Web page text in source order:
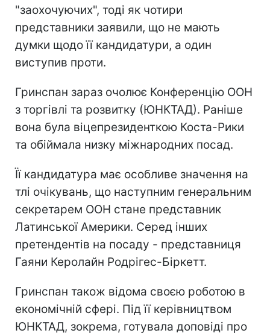
"заохочуючих", тоді як чотири
представники заявили, що не мають
думки щодо її кандидатури, а один
виступив проти.
Гринспан зараз очолює Конференцію ООН
з торгівлі та розвитку (ЮНКТАД). Раніше
вона була віцепрезиденткою Коста-Рики
та обіймала низку міжнародних посад.
Її кандидатура має особливе значення на
тлі очікувань, що наступним генеральним
секретарем ООН стане представник
Латинської Америки. Серед інших
претендентів на посаду - представниця
Гаяни Керолайн Родрігес-Біркетт.
Гринспан також відома своєю роботою в
економічній сфері. Під її керівництвом
ЮНКТАД, зокрема, готувала доповіді про